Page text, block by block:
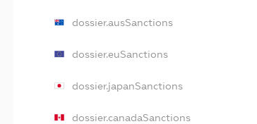
dossier.ausSanctions
dossier.euSanctions
dossier.japanSanctions
dossier.canadaSanctions